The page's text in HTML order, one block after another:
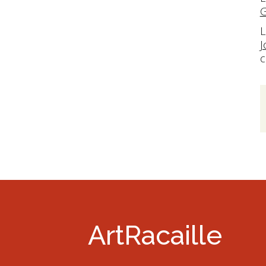
ArtRacaille